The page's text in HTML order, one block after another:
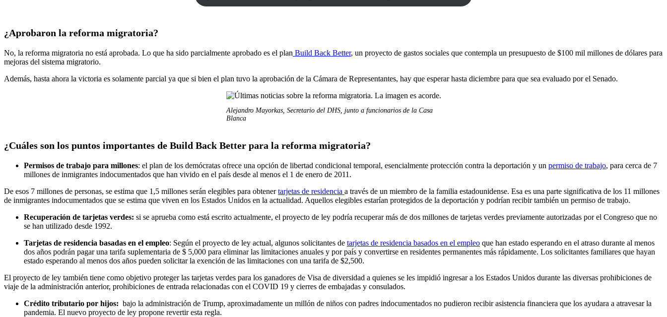
¿Aprobaron la reforma migratoria?
No, la reforma migratoria no está aprobada. Lo que ha sido parcialmente aprobado es el plan Build Back Better, un proyecto de gastos sociales que contempla un presupuesto de $100 mil millones de dólares para
mejoras del sistema migratorio.
Además, hasta ahora la victoria es solamente parcial ya que si bien el plan tuvo la aprobación de la Cámara de Representantes, hay que esperar hasta diciembre para que sea evaluado por el Senado.
Alejandro Mayorkas, Secretario del DHS, junto a funcionarios de la Casa
Blanca
¿Cuáles son los puntos importantes de Build Back Better para la reforma migratoria?
Permisos de trabajo para millones: el plan de los demócratas ofrece una opción de libertad condicional temporal, esencialmente protección contra la deportación y un permiso de trabajo, para cerca de 7
millones de inmigrantes indocumentados que han vivido en el país desde al menos el 1 de enero de 2011.
De esos 7 millones de personas, se estima que 1,5 millones serán elegibles para obtenertarjetas de residencia a través de un miembro de la familia estadounidense. Esa es una parte significativa de los 11 millones
de inmigrantes indocumentados que se estima que viven en los Estados Unidos en la actualidad. Aquellos elegibles estarían protegidos de la deportación y podrían recibir también un permiso de trabajo.
Recuperación de tarjetas verdes: si se aprueba como está escrito actualmente, el proyecto de ley podría recuperar más de dos millones de tarjetas verdes previamente autorizadas por el Congreso que no
se han utilizado desde 1992.
Tarjetas de residencia basadas en el empleo: Según el proyecto de ley actual, algunos solicitantes de tarjetas de residencia basados ​​en el empleo que han estado esperando en el atraso durante al menos
dos años podrán pagar una tarifa suplementaria de $ 5,000 para eliminar las limitaciones anuales y por país y convertirse en residentes permanentes más rápidamente. Los solicitantes familiares que hayan
estado esperando al menos dos años pueden solicitar la exención de las limitaciones con una tarifa de $2,500.
El proyecto de ley también tiene como objetivo proteger las tarjetas verdes para los ganadores de Visa de diversidad a quienes se les impidió ingresar a los Estados Unidos durante las diversas prohibiciones de
viaje de la administración anterior, prohibiciones de entrada relacionadas con el COVID 19 y cierres de embajadas y consulados.
Crédito tributario por hijos: bajo la administración de Trump, aproximadamente un millón de niños con padres indocumentados no pudieron recibir asistencia financiera que los ayudara a atravesar la
pandemia. El nuevo proyecto de ley propone revertir esta regla.